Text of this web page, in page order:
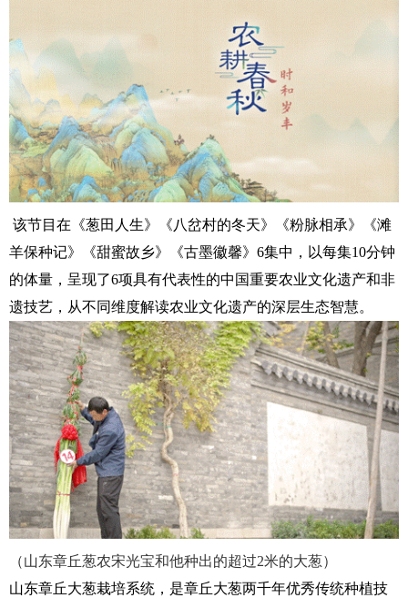
该节目在《葱田人生》《八岔村的冬天》《粉脉相承》《滩
羊保种记》《甜蜜故乡》《古墨徽馨》6集中，以每集10分钟
的体量，呈现了6项具有代表性的中国重要农业文化遗产和非
遗技艺，从不同维度解读农业文化遗产的深层生态智慧。
（山东章丘葱农宋光宝和他种出的超过2米的大葱）
山东章丘大葱栽培系统，是章丘大葱两千年优秀传统种植技